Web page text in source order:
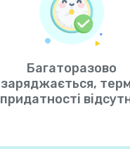
Багаторазово
заряджається,
придатності